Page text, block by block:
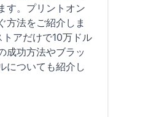
す。プリントオン
方法をご紹介しま
アだけで10万ドル
成功方法やブラッ
についても紹介し